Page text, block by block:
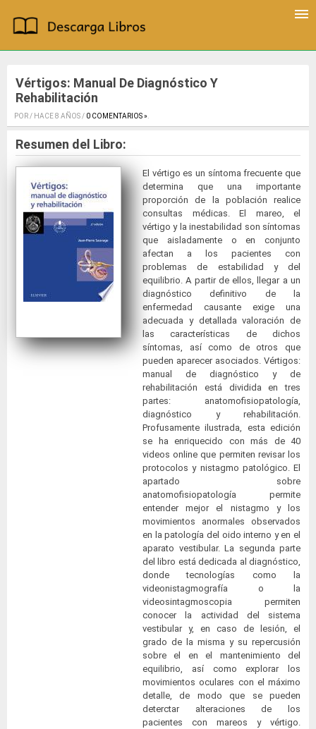
Vértigos: Manual De Diagnóstico Y
Rehabilitación
POR / HACE 8 AÑOS / 0 COMENTARIOS ».
Resumen del Libro:
El vértigo es un síntoma frecuente que
determina que una importante
proporción de la población realice
consultas médicas. El mareo, el
vértigo y la inestabilidad son síntomas
que aisladamente o en conjunto
afectan a los pacientes con
problemas de estabilidad y del
equilibrio. A partir de ellos, llegar a un
diagnóstico definitivo de la
enfermedad causante exige una
adecuada y detallada valoración de
las características de dichos
síntomas, así como de otros que
pueden aparecer asociados. Vértigos:
manual de diagnóstico y de
rehabilitación está dividida en tres
partes: anatomofisiopatología,
diagnóstico y rehabilitación.
Profusamente ilustrada, esta edición
se ha enriquecido con más de 40
videos online que permiten revisar los
protocolos y nistagmo patológico. El
apartado sobre
anatomofisiopatología permite
entender mejor el nistagmo y los
movimientos anormales observados
en la patología del oido interno y en el
aparato vestibular. La segunda parte
del libro está dedicada al diagnóstico,
donde tecnologías como la
videonistagmografía o la
videosintagmoscopia permiten
conocer la actividad del sistema
vestibular y, en caso de lesión, el
grado de la misma y su repercusión
sobre el en el mantenimiento del
equilibrio, así como explorar los
movimientos oculares con el máximo
detalle, de modo que se pueden
deterctar alteraciones de los
pacientes con mareos y vértigo.